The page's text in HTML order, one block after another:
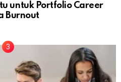
untuk Portfolio Career
Burnout